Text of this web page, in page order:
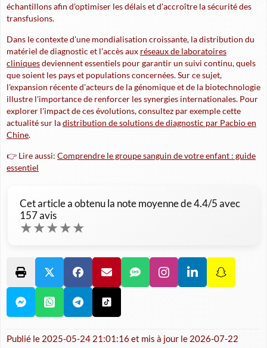
échantillons afin d'optimiser les délais et d'accroître la sécurité des
transfusions.
Dans le contexte d'une mondialisation croissante, la distribution du
matériel de diagnostic et l'accès aux réseaux de laboratoires
cliniquesdeviennent essentiels pour garantir un suivi continu, quels
que soient les pays et populations concernées. Sur ce sujet,
l'expansion récente d'acteurs de la génomique et de la biotechnologie
illustre l'importance de renforcer les synergies internationales. Pour
explorer l'impact de ces évolutions, consultez par exemple cette
actualité sur ladistribution de solutions de diagnostic par Pacbio en
Chine.
👉 Lire aussi: Comprendre le groupe sanguin de votre enfant : guide
essentiel
Cet article a obtenu la note moyenne de4.4/5 avec
157avis
★★★★★
Publié le 2025-05-24 21:01:16 et mis à jour le 2026-07-22